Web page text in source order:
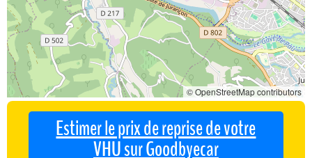
© OpenStreetMap contributors
Estimer le prix de reprise de votre
VHU sur Goodbyecar